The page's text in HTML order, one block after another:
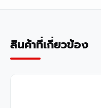
สินค้าที่เกี่ยวข้อง